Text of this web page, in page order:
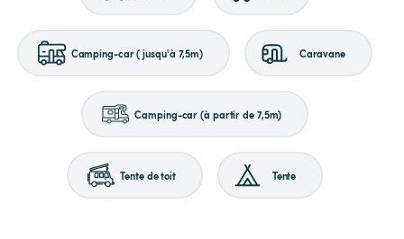
Camping-car (jusqu'à 7,5m) Caravane
Camping-car (à partir de 7,5m)
Tente de toit Tente